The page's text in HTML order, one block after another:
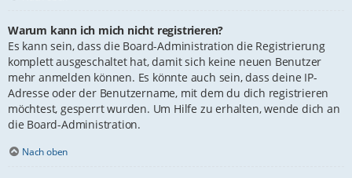
Warum kann ich mich nicht registrieren?
Es kann sein, dass die Board-Administration die Registrierung
komplett ausgeschaltet hat, damit sich keine neuen Benutzer
mehr anmelden können. Es könnte auch sein, dass deine IP-
Adresse oder der Benutzername, mit dem du dich registrieren
möchtest, gesperrt wurden. Um Hilfe zu erhalten, wende dich an
die Board-Administration.
Nach oben